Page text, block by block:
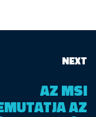
NEXT
AZ MSI
AZ